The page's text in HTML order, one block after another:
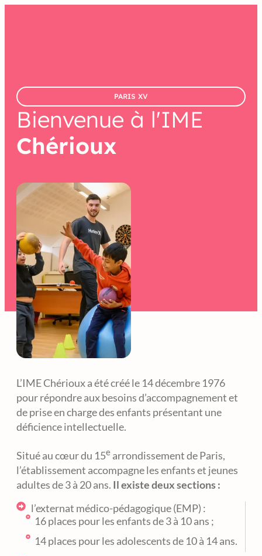
contenu
PARIS XV
Bienvenue à l'IME
Chérioux
L’IME Chérioux a été créé le 14 décembre 1976
pour répondre aux besoins d’accompagnement et
de prise en charge des enfants présentant une
déficience intellectuelle.
Situé au cœur du 15e arrondissement de Paris,
l’établissement accompagne les enfants et jeunes
adultes de 3 à 20 ans. Il existe deux sections :
l’externat médico-pédagogique (EMP) :
16 places pour les enfants de 3 à 10 ans ;
14 places pour les adolescents de 10 à 14 ans.